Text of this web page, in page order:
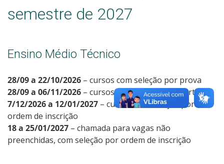
semestre de 2027
Ensino Médio Técnico
28/09 a 22/10/2026 – cursos com seleção por prova
28/09 a 06/11/2026 – cursos com seleção por sorteio
7/12/2026 a 12/01/2027 – cursos com seleção por
ordem de inscrição
18 a 25/01/2027 – chamada para vagas não
preenchidas, com seleção por ordem de inscrição